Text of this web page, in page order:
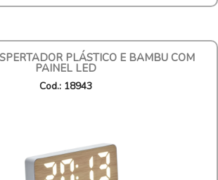
PLÁSTICO E BAMBU COM
PAINEL LED
Cod.: 18943